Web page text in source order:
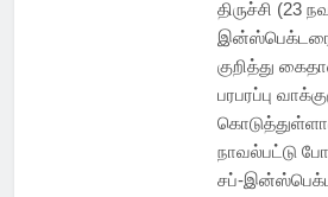
திருச்சி (23
குறித்து
பரபரப்பு
நாவல்பட்டு
சப்-